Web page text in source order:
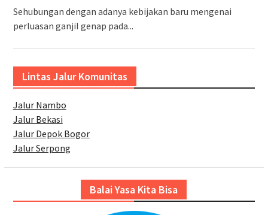
Sehubungan dengan adanya kebijakan baru mengenai
perluasan ganjil genap pada...
Lintas Jalur Komunitas
Jalur Nambo
Jalur Bekasi
Jalur Depok Bogor
Jalur Serpong
Balai Yasa Kita Bisa